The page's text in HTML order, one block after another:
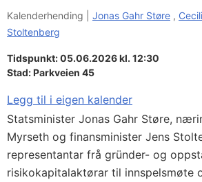
Kalenderhending | Jonas Gahr Støre ,
Stoltenberg
Tidspunkt: 05.06.2026 kl. 12:30
Stad:Parkveien 45
Legg til i eigen kalender
Statsminister Jonas Gahr Støre,
Myrseth og finansminister Jens
representantar frå gründer- og
risikokapitalaktørar til innspelsmøte